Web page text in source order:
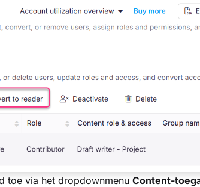
toe via het dropdownmenu Content-